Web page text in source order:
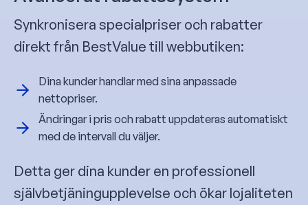
Synkronisera specialpriser och rabatter
direkt från BestValue till webbutiken:
Dina kunder handlar med sina anpassade
nettopriser.
Ändringar i pris och rabatt uppdateras automatiskt
med de intervall du väljer.
Detta ger dina kunder en professionell
självbetjäningupplevelse och ökar lojaliteten